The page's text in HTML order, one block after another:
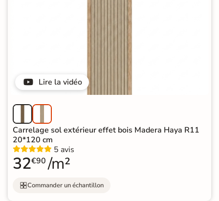
Lire la vidéo
Carrelage sol extérieur effet bois Madera Haya R11
20*120 cm
5 avis
32€90 /m²
Commander un échantillon